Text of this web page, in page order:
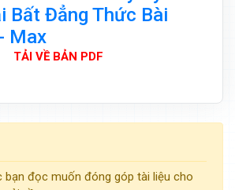
Bất Đẳng Thức Bài
Max
TẢI VỀ BẢN PDF
bạn đọc muốn đóng góp tài liệu cho